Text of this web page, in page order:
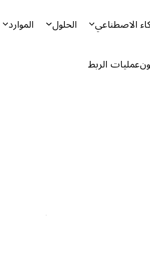
الاصطناعي الحلول الموارد
عمليات الربط